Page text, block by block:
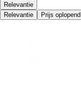
Relevantie
Relevantie
Prijs oplopend